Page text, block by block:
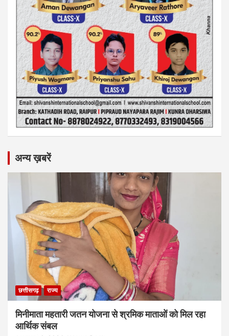
अन्य ख़बरें
छत्तीसगढ़ राज्य
मिनीमाता महतारी जतन योजना से श्रमिक माताओं को मिल रहा
आर्थिक संबल